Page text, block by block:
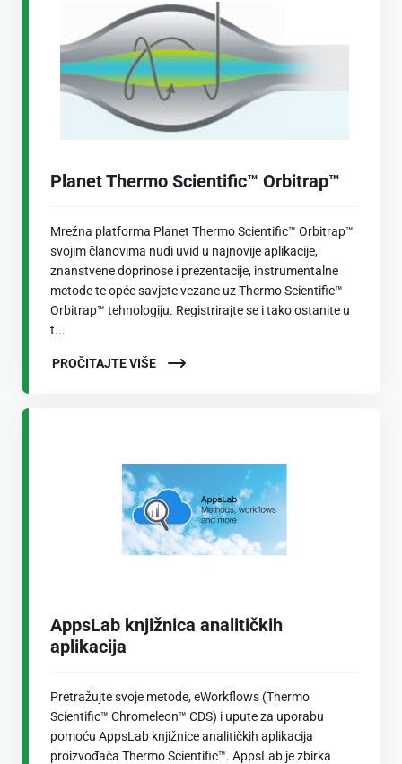
Planet Thermo Scientific™ Orbitrap™
Mrežna platforma Planet Thermo Scientific™ Orbitrap™
svojim članovima nudi uvid u najnovije aplikacije,
znanstvene doprinose i prezentacije, instrumentalne
metode te opće savjete vezane uz Thermo Scientific™
Orbitrap™ tehnologiju. Registrirajte se i tako ostanite u
t...
PROČITAJTE VIŠE
AppsLab knjižnica analitičkih
aplikacija
Pretražujte svoje metode, eWorkflows (Thermo
Scientific™ Chromeleon™ CDS) i upute za uporabu
pomoću AppsLab knjižnice analitičkih aplikacija
proizvođača Thermo Scientific™. AppsLab je zbirka